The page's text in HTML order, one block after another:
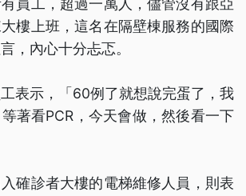
員工，超過一萬人，儘管沒有跟亞
樓上班，這名在隔壁棟服務的國際
，內心十分忐忑。
表示，「60例了就想說完蛋了，我
著看PCR，今天會做，然後看一下
確診者大樓的電梯維修人員，則表